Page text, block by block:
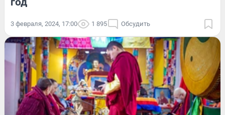
3 февраля, 2024, 17:00 1 895 Обсудить